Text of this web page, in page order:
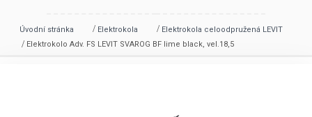
Úvodní stránka Elektrokola
Elektrokola celoodpružená LEVIT
Elektrokolo Adv. FS LEVIT SVAROG BF lime black, vel.18,5